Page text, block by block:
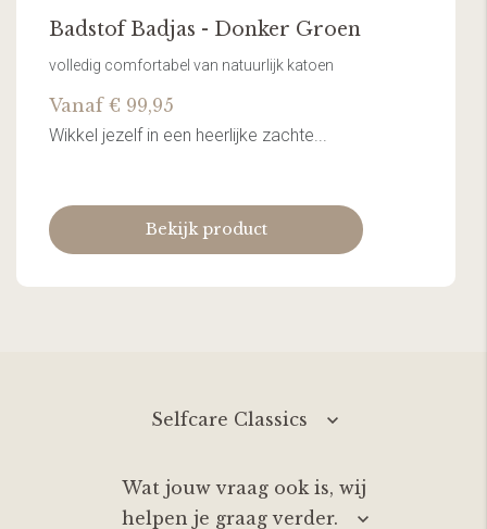
Badstof Badjas - Donker Groen
volledig comfortabel van natuurlijk katoen
Vanaf € 99,95
Wikkel jezelf in een heerlijke zachte...
Bekijk product
Selfcare Classics
Wat jouw vraag ook is, wij
helpen je graag verder.